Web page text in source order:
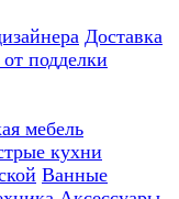
Доставка
подделки
мебель
кухни
Ванные